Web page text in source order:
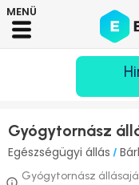
Gyógytornász
Egészségügyi állás /
Gyógytornász